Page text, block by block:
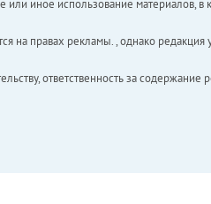
иное использование материалов, в
правах рекламы. , однако редакция
ответственность за содержание